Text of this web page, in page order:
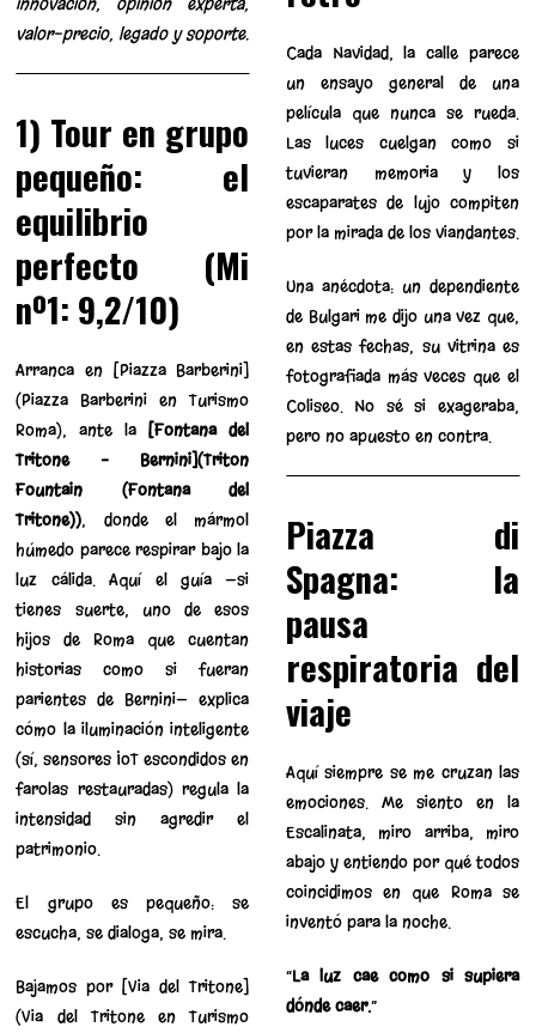
valor-precio, legado y soporte.
1) Tour en grupo
pequeño: el
equilibrio
perfecto (Mi
nº1: 9,2/10)
Arranca en [Piazza Barberini]
(Piazza Barberini en Turismo
Roma), ante la[Fontana del
Tritone – Bernini](Triton
Fountain (Fontana del
Tritone)), donde el mármol
húmedo parece respirar bajo la
luz cálida. Aquí el guía —si
tienes suerte, uno de esos
hijos de Roma que cuentan
historias como si fueran
parientes de Bernini— explica
cómo la iluminación inteligente
(sí, sensores IoT escondidos en
farolas restauradas) regula la
intensidad sin agredir el
patrimonio.
El grupo es pequeño: se
escucha, se dialoga, se mira.
Bajamos por [Via del Tritone]
(Via del Tritone en Turismo
Cada Navidad, la calle parece
un ensayo general de una
película que nunca se rueda.
Las luces cuelgan como si
tuvieran memoria y los
escaparates de lujo compiten
por la mirada de los viandantes.
Una anécdota: un dependiente
de Bulgari me dijo una vez que,
en estas fechas, su vitrina es
fotografiada más veces que el
Coliseo. No sé si exageraba,
pero no apuesto en contra.
Piazza di
Spagna: la
pausa
respiratoria del
viaje
Aquí siempre se me cruzan las
emociones. Me siento en la
Escalinata, miro arriba, miro
abajo y entiendo por qué todos
coincidimos en que Roma se
inventó para la noche.
“La luz cae como si supiera
dónde caer.”